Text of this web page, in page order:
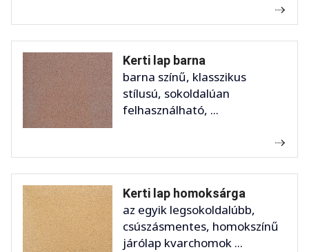
Kerti lap barna
barna színű, klasszikus
stílusú, sokoldalúan
felhasználható, ...
Kerti lap homoksárga
az egyik legsokoldalúbb,
csúszásmentes, homokszínű
járólap kvarchomok ...